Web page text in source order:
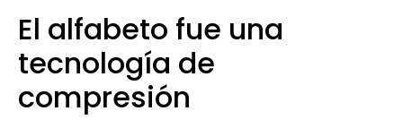
El alfabeto fue una
tecnología de
compresión